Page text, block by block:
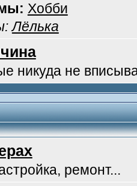
Хобби
Лёлька
никуда не
ремонт...